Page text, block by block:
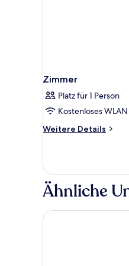
Zimmer
Platz für 1 Person
Kostenloses WLAN
Weitere Details
Weitere
Ähnliche
Diamond Cliff